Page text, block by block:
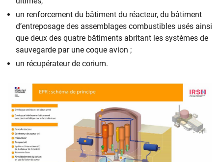
un renforcement du bâtiment du réacteur, du bâtiment
d’entreposage des assemblages combustibles usés ainsi
que deux des quatre bâtiments abritant les systèmes de
sauvegarde par une coque avion ;
un récupérateur de corium.